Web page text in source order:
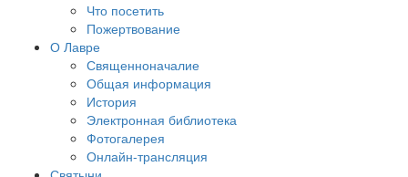
Что посетить
Пожертвование
О Лавре
Священноначалие
Общая информация
История
Электронная библиотека
Фотогалерея
Онлайн-трансляция